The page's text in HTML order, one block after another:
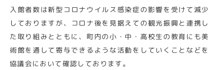
入館者数は新型コロナウイルス感染症の影響を受けて減少
しておりますが、コロナ後を見据えての観光振興と連携し
た取り組みとともに、町内の小・中・高校生の教育にも美
術館を通して寄与できるような活動をしていくことなどを
協議会において確認しております。